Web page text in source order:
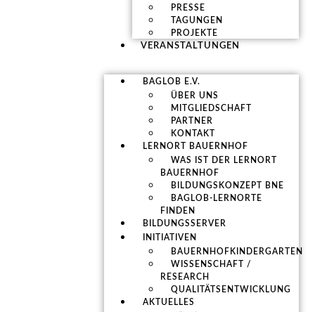
PRESSE
TAGUNGEN
PROJEKTE
VERANSTALTUNGEN
BAGLOB E.V.
ÜBER UNS
MITGLIEDSCHAFT
PARTNER
KONTAKT
LERNORT BAUERNHOF
WAS IST DER LERNORT
BAUERNHOF
BILDUNGSKONZEPT BNE
BAGLOB-LERNORTE
FINDEN
BILDUNGSSERVER
INITIATIVEN
BAUERNHOFKINDERGARTEN
WISSENSCHAFT /
RESEARCH
QUALITÄTSENTWICKLUNG
AKTUELLES